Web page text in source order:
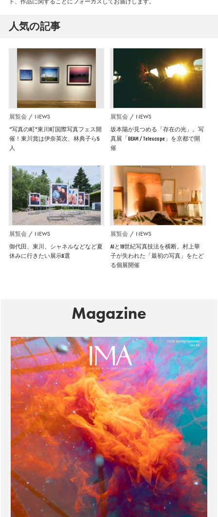
ド、作品に関することにフォーカスしてお届けします。
人気の記事
展覧会 NEWS
”写真の町”東川町国際写真フェス開
催！東川賞は伊奈英次、林典子ら5
人
展覧会 NEWS
坂本陽が見つめる「存在の光」。写
真展「BEAM / Telescope」を京都で開
催
展覧会 NEWS
御代田、東川、シャネルなどなど夏
休みに行きたい展示6選
展覧会 NEWS
AIと19世紀写真技法を横断。村上華
子が失われた「最初の写真」をたど
る個展開催
Magazine